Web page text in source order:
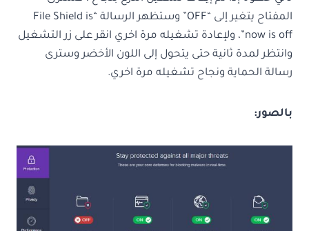
المفتاح يتغير إلى “OFF” وستظهر الرسالة “File Shield is
now is off”، ولإعادة تشغيله مرة اخري انقر على زر التشغيل
وانتظر لمدة ثانية حتى يتحول إلى اللون الأخضر وسترى
رسالة الحماية ونجاح تشغيله مرة اخري.
بالصور: